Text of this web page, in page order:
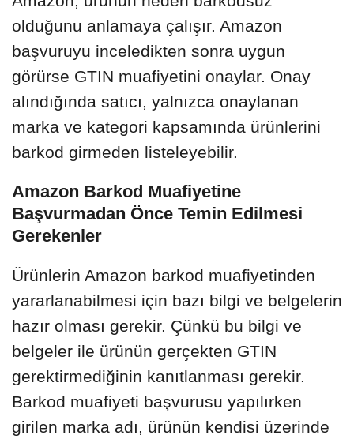
olduğunu anlamaya çalışır. Amazon
başvuruyu inceledikten sonra uygun
görürse GTIN muafiyetini onaylar. Onay
alındığında satıcı, yalnızca onaylanan
marka ve kategori kapsamında ürünlerini
barkod girmeden listeleyebilir.
Amazon Barkod Muafiyetine
Başvurmadan Önce Temin Edilmesi
Gerekenler
Ürünlerin Amazon barkod muafiyetinden
yararlanabilmesi için bazı bilgi ve belgelerin
hazır olması gerekir. Çünkü bu bilgi ve
belgeler ile ürünün gerçekten GTIN
gerektirmediğinin kanıtlanması gerekir.
Barkod muafiyeti başvurusu yapılırken
girilen marka adı, ürünün kendisi üzerinde